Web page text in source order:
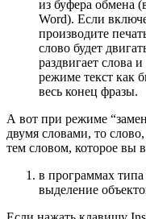
из буфера обмена
Word). Если
производите
слово будет
раздвигает слова
режиме текст как
весь конец фразы.
А вот при режиме
двумя словами, то
тем словом, которое вы
в программах типа
выделение